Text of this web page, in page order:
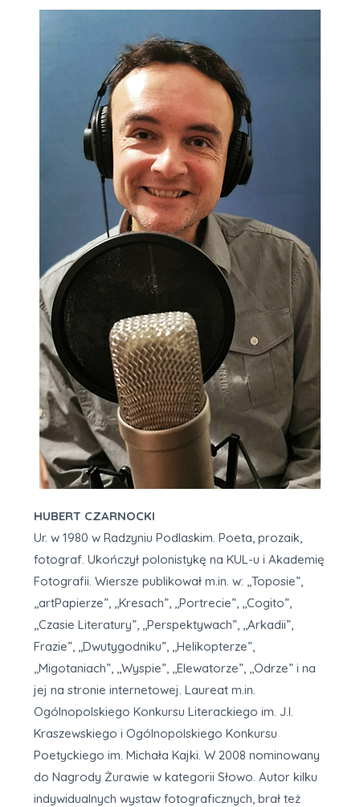
HUBERT CZARNOCKI
Ur. w 1980 w Radzyniu Podlaskim. Poeta, prozaik,
fotograf. Ukończył polonistykę na KUL-u i Akademię
Fotografii. Wiersze publikował m.in. w: ,,Toposie”,
,,artPapierze”, ,,Kresach”, ,,Portrecie”, ,,Cogito”,
,,Czasie Literatury”, ,,Perspektywach”, ,,Arkadii”,
Frazie”, ,,Dwutygodniku”, ,,Helikopterze”,
,,Migotaniach”, ,,Wyspie”, ,,Elewatorze”, ,,Odrze” i na
jej na stronie internetowej. Laureat m.in.
Ogólnopolskiego Konkursu Literackiego im. J.I.
Kraszewskiego i Ogólnopolskiego Konkursu
Poetyckiego im. Michała Kajki. W 2008 nominowany
do Nagrody Żurawie w kategorii Słowo. Autor kilku
indywidualnych wystaw fotograficznych, brał też